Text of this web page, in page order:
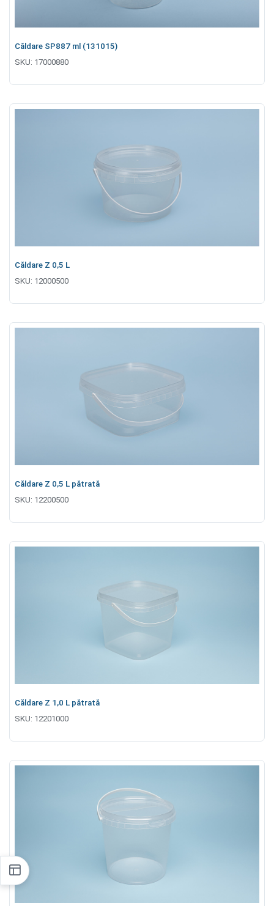
Căldare SP887 ml (131015)
SKU: 17000880
Căldare Z 0,5 L
SKU: 12000500
Căldare Z 0,5 L pătrată
SKU: 12200500
Căldare Z 1,0 L pătrată
SKU: 12201000